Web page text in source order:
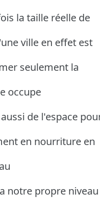
la taille réelle de
ville en effet est
seulement la
occupe
de l'espace
en nourriture en
notre propre niveau